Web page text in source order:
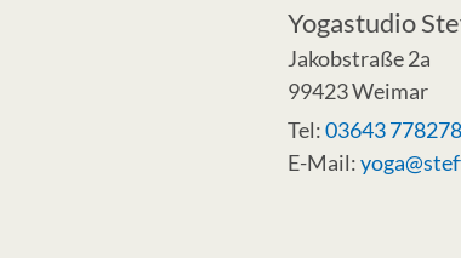
Yogastudio
Jakobstraße 2a
99423 Weimar
Tel:03643 778278
E-Mail: